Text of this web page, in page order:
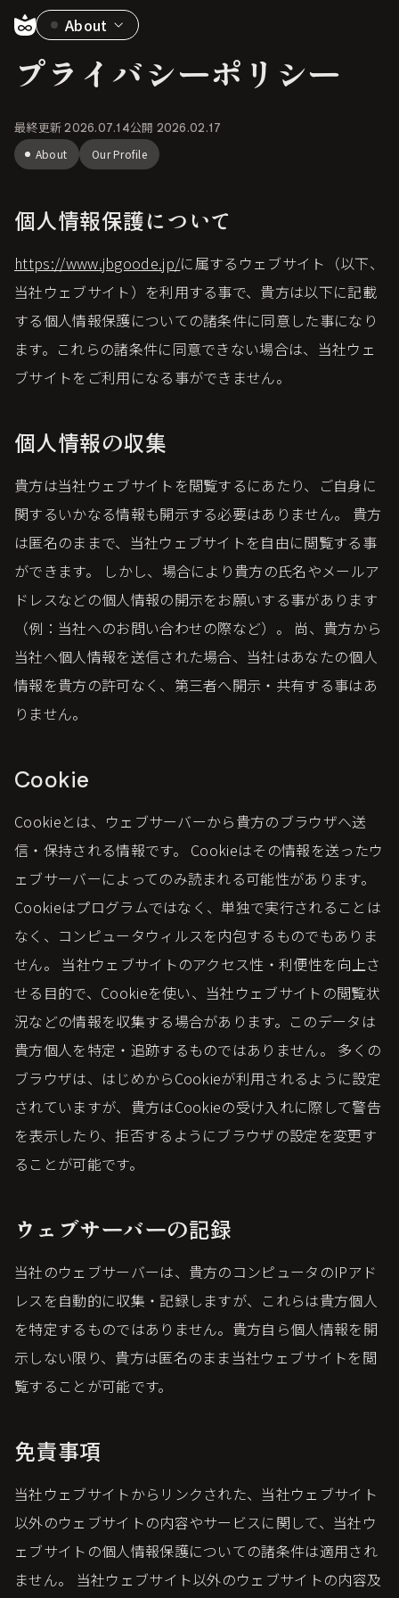
About
プライバシーポリシー
最終更新2026.07.14公開 2026.02.17
About Our Profile
個人情報保護について
https://www.jbgoode.jp/に属するウェブサイト（以下、
当社ウェブサイト）を利用する事で、貴方は以下に記載
する個人情報保護についての諸条件に同意した事になり
ます。これらの諸条件に同意できない場合は、当社ウェ
ブサイトをご利用になる事ができません。
個人情報の収集
貴方は当社ウェブサイトを閲覧するにあたり、ご自身に
関するいかなる情報も開示する必要はありません。 貴方
は匿名のままで、当社ウェブサイトを自由に閲覧する事
ができます。 しかし、場合により貴方の氏名やメールア
ドレスなどの個人情報の開示をお願いする事があります
（例：当社へのお問い合わせの際など）。 尚、貴方から
当社へ個人情報を送信された場合、当社はあなたの個人
情報を貴方の許可なく、第三者へ開示・共有する事はあ
りません。
Cookie
Cookieとは、ウェブサーバーから貴方のブラウザへ送
信・保持される情報です。 Cookieはその情報を送ったウ
ェブサーバーによってのみ読まれる可能性があります。
Cookieはプログラムではなく、単独で実行されることは
なく、コンピュータウィルスを内包するものでもありま
せん。 当社ウェブサイトのアクセス性・利便性を向上さ
せる目的で、Cookieを使い、当社ウェブサイトの閲覧状
況などの情報を収集する場合があります。このデータは
貴方個人を特定・追跡するものではありません。 多くの
ブラウザは、はじめからCookieが利用されるように設定
されていますが、貴方はCookieの受け入れに際して警告
を表示したり、拒否するようにブラウザの設定を変更す
ることが可能です。
ウェブサーバーの記録
当社のウェブサーバーは、貴方のコンピュータのIPアド
レスを自動的に収集・記録しますが、これらは貴方個人
を特定するものではありません。貴方自ら個人情報を開
示しない限り、貴方は匿名のまま当社ウェブサイトを閲
覧することが可能です。
免責事項
当社ウェブサイトからリンクされた、当社ウェブサイト
以外のウェブサイトの内容やサービスに関して、当社ウ
ェブサイトの個人情報保護についての諸条件は適用され
ません。 当社ウェブサイト以外のウェブサイトの内容及